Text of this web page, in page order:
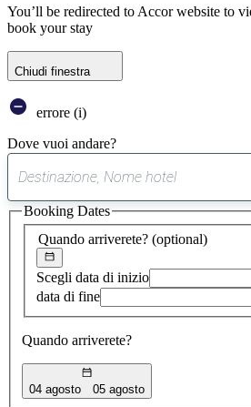
You’ll be redirected to Accor website to
book your stay
Chiudi finestra
errore (i)
Dove vuoi andare?
trovato
Quando arriverete? (optional)
Scegli data di inizio
data di fine
Quando arriverete?
04 agosto 05 agosto
Booking Dates